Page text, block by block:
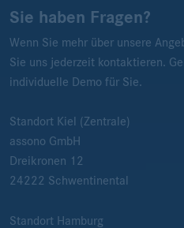
Sie haben Fragen?
Wenn Sie mehr über unsere
Sie uns jederzeit kontaktieren.
individuelle Demo für Sie.
Standort Kiel (Zentrale)
assono GmbH
Dreikronen 12
24222 Schwentinental
Standort Hamburg